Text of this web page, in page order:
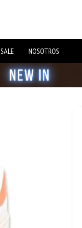
SALE NOSOTROS